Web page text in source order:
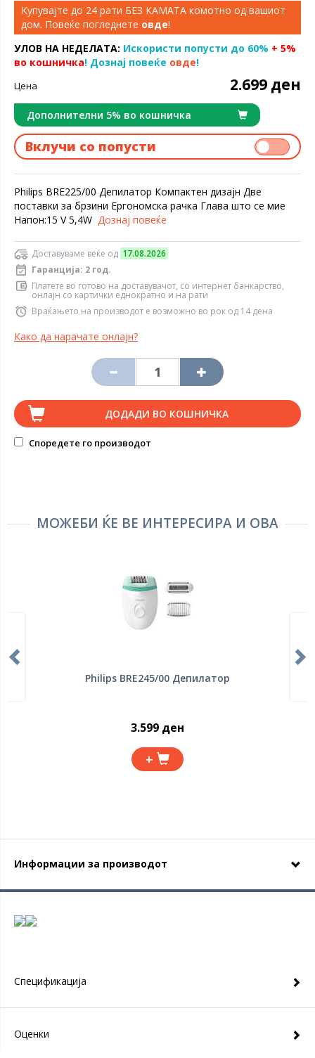
Купувајте до 24 рати БЕЗ КАМАТА комотно од вашиот
дом. Повеќе погледнете овде!
УЛОВ НА НЕДЕЛАТА: Искористи попусти до 60% + 5%
во кошничка! Дознај повеќе овде!
Цена 2.699 ден
Дополнителни 5% во кошничка
Вклучи со попусти
Philips BRE225/00 Депилатор Компактен дизајн Две
поставки за брзини Eргономска рачка Глава што се мие
Напон:15 V 5,4W Дознај повеќе
Доставуваме веќе од 17.08.2026
Гаранција: 2 год.
Платете во готово на доставувачот, со интернет банкарство,
онлајн со картички еднократно и на рати
Враќањето на производот е возможно во рок од 14 дена
Како да нарачате онлајн?
ДОДАДИ ВО КОШНИЧКА
Споредете го производот
МОЖЕБИ ЌЕ ВЕ ИНТЕРЕСИРА И ОВА
Philips BRE245/00 Депилатор
3.599 ден
+
Информации за производот
Спецификација
Оценки